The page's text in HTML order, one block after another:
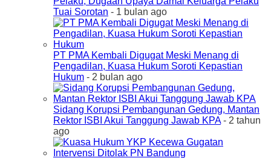
Tuai Sorotan - 1 bulan ago
PT PMA Kembali Digugat Meski Menang di
Pengadilan, Kuasa Hukum Soroti Kepastian
Hukum - 2 bulan ago
Sidang Korupsi Pembangunan Gedung, Mantan
Rektor ISBI Akui Tanggung Jawab KPA- 2 tahun
ago